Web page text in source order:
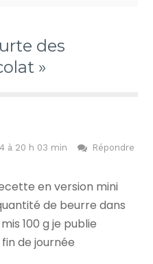
des
»
à 20 h 03 min
Répondre
en version mini
de beurre dans
100 g je publie
de journée